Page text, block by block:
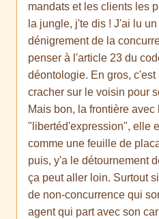
mandats et les clients les
la jungle, j'te dis ! J'ai lu
dénigrement de la
penser à l'article 23 du
déontologie. En gros, c'est
cracher sur le voisin pour
Mais bon, la frontière avec
"libertéd'expression", elle
comme une feuille de
puis, y'a le détournement
ça peut aller loin. Surtout
de non-concurrence qui
agent qui part avec son